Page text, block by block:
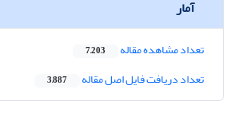
آمار
تعداد مشاهده مقاله 7,203
تعداد دریافت فایل اصل مقاله 3,887